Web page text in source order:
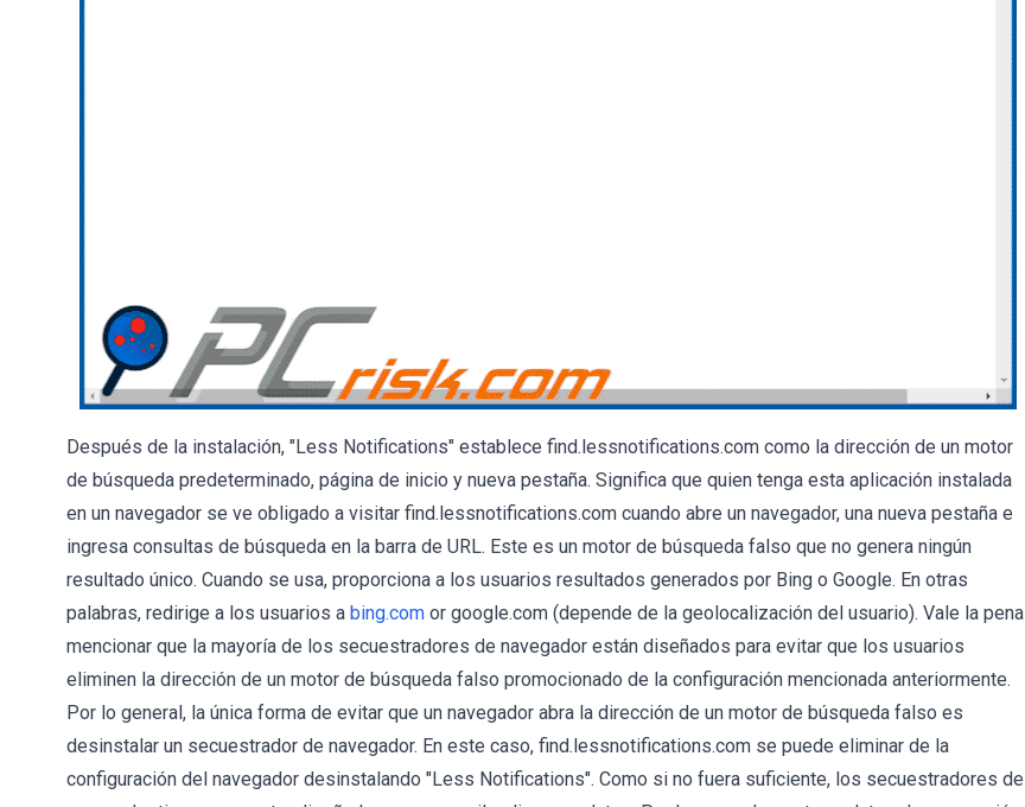
Después de la instalación, "Less Notifications" establece find.lessnotifications.com como la dirección de un motor
de búsqueda predeterminado, página de inicio y nueva pestaña. Significa que quien tenga esta aplicación instalada
en un navegador se ve obligado a visitar find.lessnotifications.com cuando abre un navegador, una nueva pestaña e
ingresa consultas de búsqueda en la barra de URL. Este es un motor de búsqueda falso que no genera ningún
resultado único. Cuando se usa, proporciona a los usuarios resultados generados por Bing o Google. En otras
palabras, redirige a los usuarios a bing.com or google.com (depende de la geolocalización del usuario). Vale la pena
mencionar que la mayoría de los secuestradores de navegador están diseñados para evitar que los usuarios
eliminen la dirección de un motor de búsqueda falso promocionado de la configuración mencionada anteriormente.
Por lo general, la única forma de evitar que un navegador abra la dirección de un motor de búsqueda falso es
desinstalar un secuestrador de navegador. En este caso, find.lessnotifications.com se puede eliminar de la
configuración del navegador desinstalando "Less Notifications". Como si no fuera suficiente, los secuestradores de